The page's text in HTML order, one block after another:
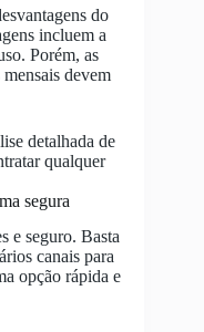
do
incluem a
Porém, as
devem
detalhada de
qualquer
segura
e seguro. Basta
canais para
opção rápida e